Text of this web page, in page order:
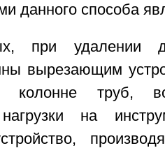
данного способа
при удалении
вырезающим
колонне труб,
на